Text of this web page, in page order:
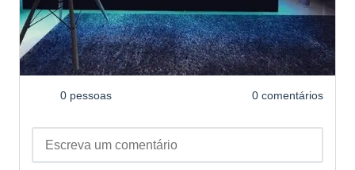
0 pessoas 0 comentários